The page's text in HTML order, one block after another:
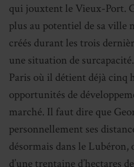
qui jouxtent le Vieux-Port.
plus au potentiel de sa ville
créés durant les trois
une situation de
Paris où il détient déjà cinq
opportunités de
marché. Il faut dire que
personnellement ses
désormais dans le
d’une trentaine d’hectares